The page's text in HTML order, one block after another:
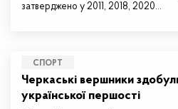
затверджено у 2011, 2018, 2020…
СПОРТ
Черкаські вершники
української першості